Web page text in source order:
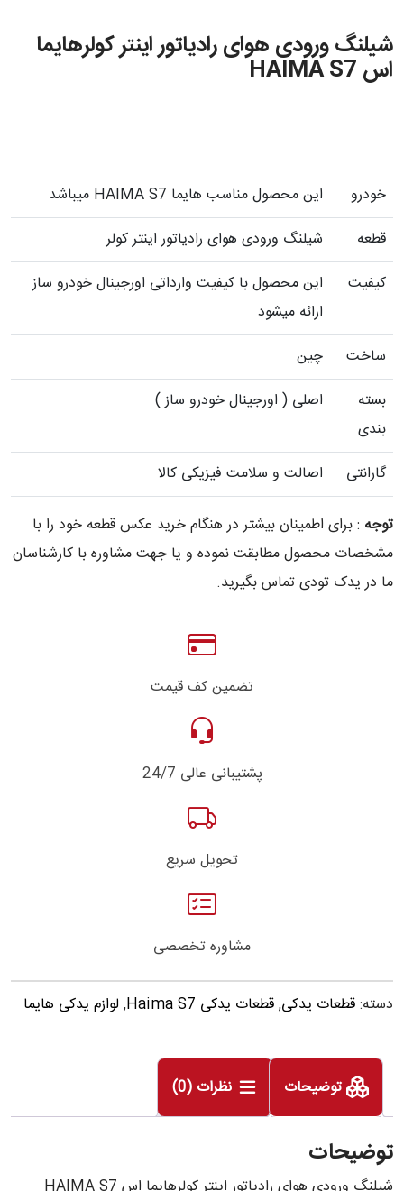
شیلنگ ورودی هوای رادیاتور اینتر کولرهایما
اس HAIMA S7
خودرو
این محصول مناسب هایما HAIMA S7 میباشد
قطعه
شیلنگ ورودی هوای رادیاتور اینتر کولر
کیفیت
این محصول با کیفیت وارداتی اورجینال خودرو ساز
ارائه میشود
ساخت
چین
بسته
بندی
اصلی ( اورجینال خودرو ساز )
گارانتی اصالت و سلامت فیزیکی کالا
توجه : برای اطمینان بیشتر در هنگام خرید عکس قطعه خود را با
مشخصات محصول مطابقت نموده و یا جهت مشاوره با کارشناسان
ما در یدک تودی تماس بگیرید.
تضمین کف قیمت
پشتیبانی عالی 24/7
تحویل سریع
مشاوره تخصصی
دسته:قطعات یدکی,قطعات یدکی Haima S7 ,لوازم یدکی هایما
توضیحات نظرات (0)
توضیحات